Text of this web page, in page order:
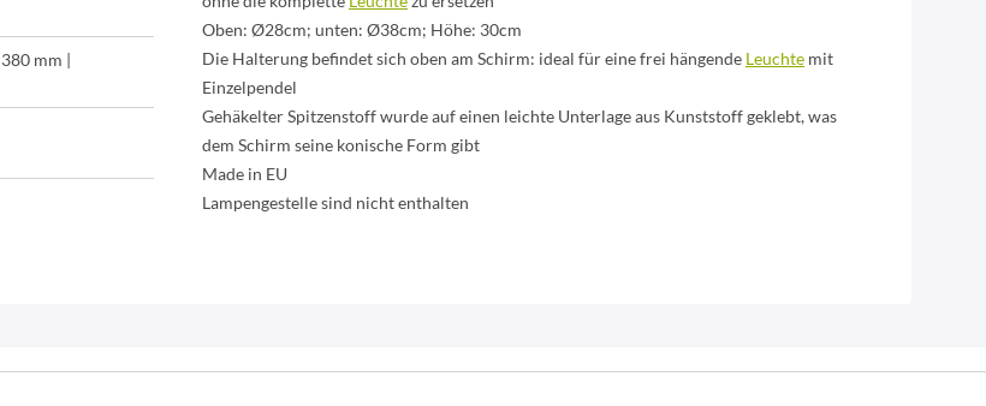
mm |
Oben: Ø28cm; unten: Ø38cm; Höhe: 30cm
Die Halterung befindet sich oben am Schirm: ideal für eine frei hängende Leuchte mit
Einzelpendel
Gehäkelter Spitzenstoff wurde auf einen leichte Unterlage aus Kunststoff geklebt, was
dem Schirm seine konische Form gibt
Made in EU
Lampengestelle sind nicht enthalten